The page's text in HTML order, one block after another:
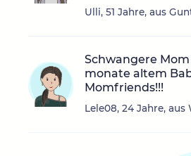
Ulli, 51 Jahre, aus
Schwangere
monate altem
Momfriends!!!
Lele08, 24 Jahre,